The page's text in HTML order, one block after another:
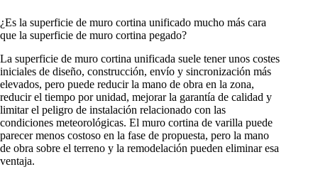
¿Es la superficie de muro cortina unificado mucho más cara
que la superficie de muro cortina pegado?
La superficie de muro cortina unificada suele tener unos costes
iniciales de diseño, construcción, envío y sincronización más
elevados, pero puede reducir la mano de obra en la zona,
reducir el tiempo por unidad, mejorar la garantía de calidad y
limitar el peligro de instalación relacionado con las
condiciones meteorológicas. El muro cortina de varilla puede
parecer menos costoso en la fase de propuesta, pero la mano
de obra sobre el terreno y la remodelación pueden eliminar esa
ventaja.